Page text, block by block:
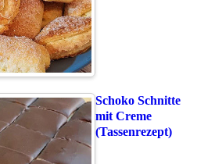
Schoko Schnitte
mit Creme
(Tassenrezept)